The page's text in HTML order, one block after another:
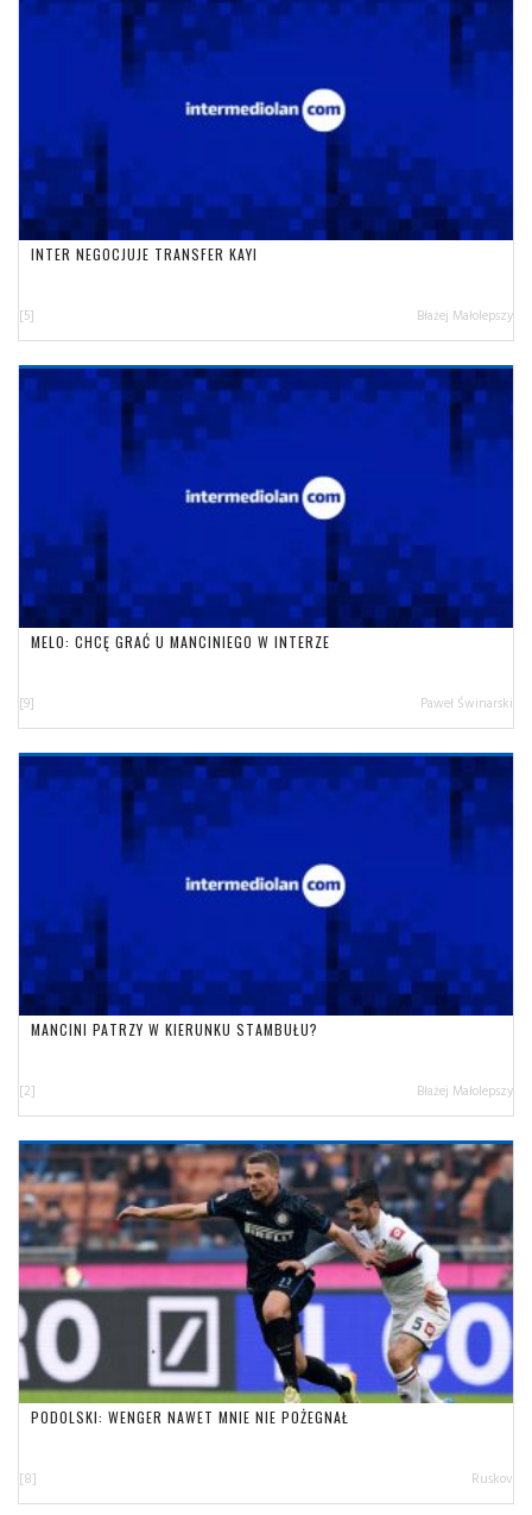
INTER NEGOCJUJE TRANSFER KAYI
[5] Błażej Małolepszy
MELO: CHCĘ GRAĆ U MANCINIEGO W INTERZE
[9] Paweł Świnarski
MANCINI PATRZY W KIERUNKU STAMBUŁU?
[2] Błażej Małolepszy
PODOLSKI: WENGER NAWET MNIE NIE POŻEGNAŁ
[8] Ruskov